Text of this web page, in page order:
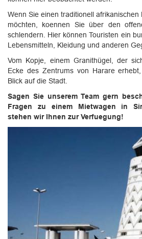
Wenn Sie einen traditionell afrikanischen
möchten, koennen Sie über den
schlendern. Hier können Touristen ein
Lebensmitteln, Kleidung und anderen
Vom Kopje, einem Granithügel, der
Ecke des Zentrums von Harare
Blick auf die Stadt.
Sagen Sie unserem Team gern
Fragen zu einem Mietwagen in
stehen wir Ihnen zur Verfuegung!